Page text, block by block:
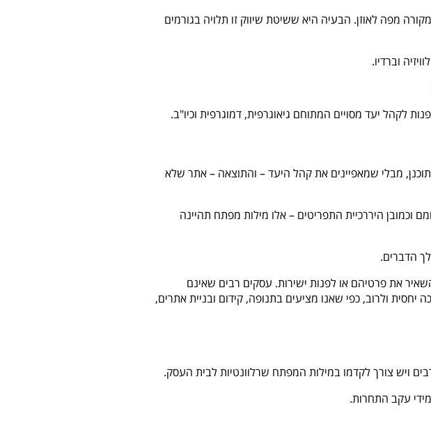
מפה לאוזן. הבעיה היא ששיטת שיווק זו תלויה בגורמים
וברדיו.
לקהל יעד מסויים המתוחם גיאוגרפית, דמוגרפית וכיו"ב.
מבלי שמאפיינים את קהל היעד – והתוצאה – אתר שלא
היררכיית התפריטים – אלו מילות מפתח תהיינה
הדברים.
את פרטיהם או לפנות ישירות. עסקים רבים שאינם
ולרוב, כפי שאנו מציעים בתנופה, קידום ובניית אתרים,
ויש צורך לקדמו במילות המפתח שרלוונטיות לבית העסק.
עקב התחרות.